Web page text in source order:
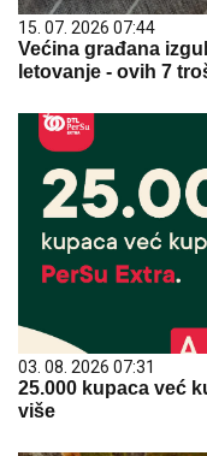
15. 07. 2026 07:44
Većina građana
letovanje - ovih 7
03. 08. 2026 07:31
25.000 kupaca već
više